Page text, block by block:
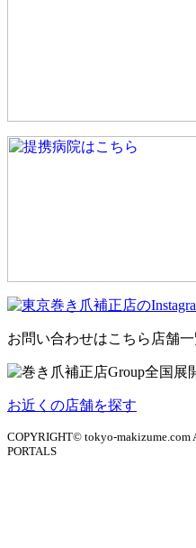
お問い合わせはこちら 店舗
お近くの店舗を探す
COPYRIGHT© tokyo-makizume.com
PORTALS